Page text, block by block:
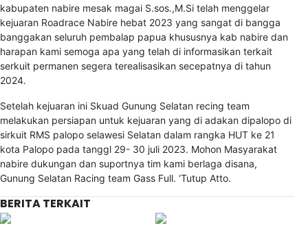
kabupaten nabire mesak magai S.sos.,M.Si telah menggelar
kejuaran Roadrace Nabire hebat 2023 yang sangat di bangga
banggakan seluruh pembalap papua khususnya kab nabire dan
harapan kami semoga apa yang telah di informasikan terkait
serkuit permanen segera terealisasikan secepatnya di tahun
2024.
Setelah kejuaran ini Skuad Gunung Selatan recing team
melakukan persiapan untuk kejuaran yang di adakan dipalopo di
sirkuit RMS palopo selawesi Selatan dalam rangka HUT ke 21
kota Palopo pada tanggl 29- 30 juli 2023. Mohon Masyarakat
nabire dukungan dan suportnya tim kami berlaga disana,
Gunung Selatan Racing team Gass Full. ‘Tutup Atto.
BERITA TERKAIT